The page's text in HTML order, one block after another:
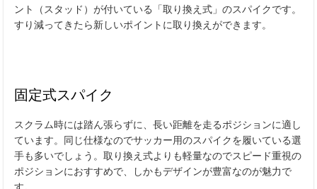
ント（スタッド）が付いている「取り換え式」のスパイクです。
すり減ってきたら新しいポイントに取り換えができます。
固定式スパイク
スクラム時には踏ん張らずに、長い距離を走るポジションに適し
ています。同じ仕様なのでサッカー用のスパイクを履いている選
手も多いでしょう。取り換え式よりも軽量なのでスピード重視の
ポジションにおすすめで、しかもデザインが豊富なのが魅力で